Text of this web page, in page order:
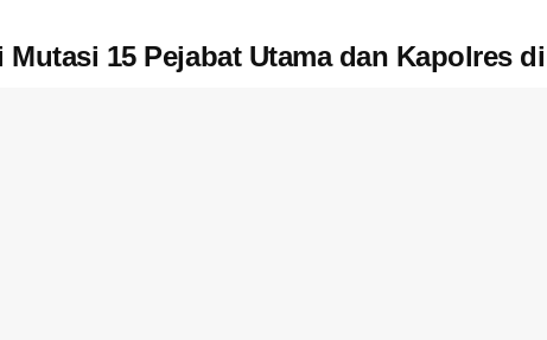
Mutasi 15 Pejabat Utama dan Kapolres